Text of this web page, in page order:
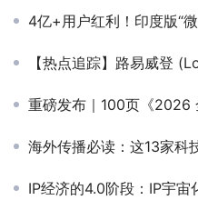
4亿+用户红利！印度版“
【热点追踪】路易威登 (Louis
重磅发布｜100页《2026 全球数智营销生态手册
海外传播必读：这13家科
IP经济的4.0阶段：IP宇宙